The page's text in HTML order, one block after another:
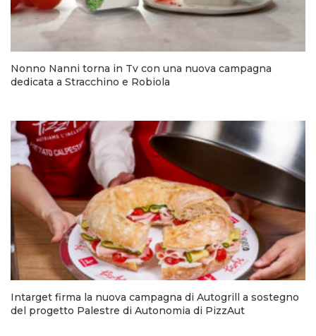
Nonno Nanni torna in Tv con una nuova campagna
dedicata a Stracchino e Robiola
Intarget firma la nuova campagna di Autogrill a sostegno
del progetto Palestre di Autonomia di PizzAut